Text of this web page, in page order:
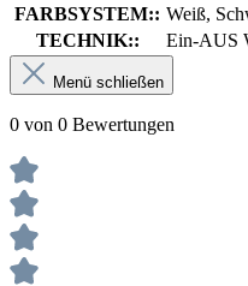
FARBSYSTEM:: Weiß,
TECHNIK::
Ein-AUS
Menü schließen
0 von 0 Bewertungen